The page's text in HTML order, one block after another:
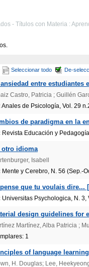
- Títulos con Materia :
Seleccionar todo De-
ansiedad entre
Castro, Patricia ; Guillén
Anales de Psicología, Vol. 29
de paradigma en la
Revista Educación y
otro idioma
Isabell
Mente y Cerebro, N. 56 (Sep.-
que tu voulais dire...
Universitas Psychologica, N.
design guidelines for
Martínez, Alba Patricia ;
1
of language
H. Douglas; Lee,